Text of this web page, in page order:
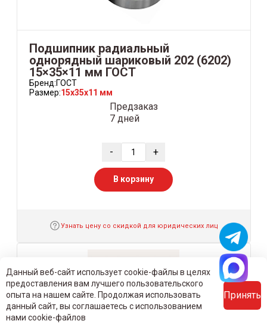
Подшипник радиальный
однорядный шариковый 202 (6202)
15×35×11 мм ГОСТ
Бренд:ГОСТ
Размер:15x35x11 мм
Предзаказ
7 дней
- +
В корзину
Узнать цену со скидкой для юридических лиц
Данный веб-сайт использует cookie-файлы в целях
предоставления вам лучшего пользовательского
опыта на нашем сайте. Продолжая использовать
данный сайт, вы соглашаетесь с использованием
нами cookie-файлов
Принять